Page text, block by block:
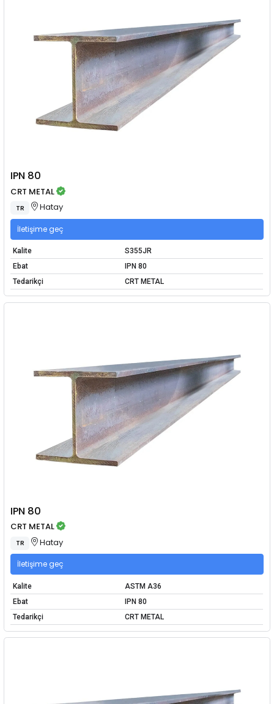
IPN 80
CRT METAL
TR Hatay
İletişime geç
Kalite
S355JR
Ebat
IPN 80
Tedarikçi
CRT METAL
IPN 80
CRT METAL
TR Hatay
İletişime geç
Kalite
ASTM A36
Ebat
IPN 80
Tedarikçi
CRT METAL